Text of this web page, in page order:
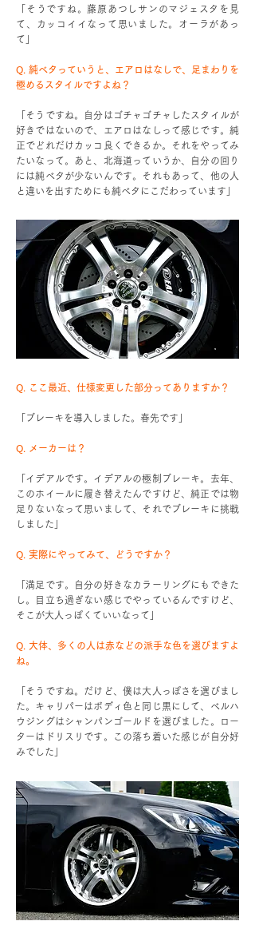
「そうですね。藤原あつしサンのマジェスタを見
て、カッコイイなって思いました。オーラがあっ
て」
Q. 純ベタっていうと、エアロはなしで、足まわりを
極めるスタイルですよね？
「そうですね。自分はゴチャゴチャしたスタイルが
好きではないので、エアロはなしって感じです。純
正でどれだけカッコ良くできるか。それをやってみ
たいなって。あと、北海道っていうか、自分の回り
には純ベタが少ないんです。それもあって、他の人
と違いを出すためにも純ベタにこだわっています」
Q. ここ最近、仕様変更した部分ってありますか？
「ブレーキを導入しました。春先です」
Q. メーカーは？
「イデアルです。イデアルの極制ブレーキ。去年、
このホイールに履き替えたんですけど、純正では物
足りないなって思いまして、それでブレーキに挑戦
しました」
Q. 実際にやってみて、どうですか？
「満足です。自分の好きなカラーリングにもできた
し。目立ち過ぎない感じでやっているんですけど、
そこが大人っぽくていいなって」
Q. 大体、多くの人は赤などの派手な色を選びますよ
ね。
「そうですね。だけど、僕は大人っぽさを選びまし
た。キャリパーはボディ色と同じ黒にして、ベルハ
ウジングはシャンパンゴールドを選びました。ロー
ターはドリスリです。この落ち着いた感じが自分好
みでした」